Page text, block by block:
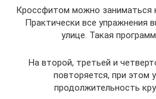
Кроссфитом можно заниматься
Практически все упражнения
улице. Такая
На второй, третьей и
повторяется, при этом
продолжительность